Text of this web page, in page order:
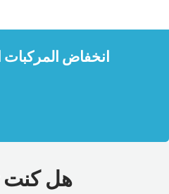
انخفاض المركبات
هل كنت